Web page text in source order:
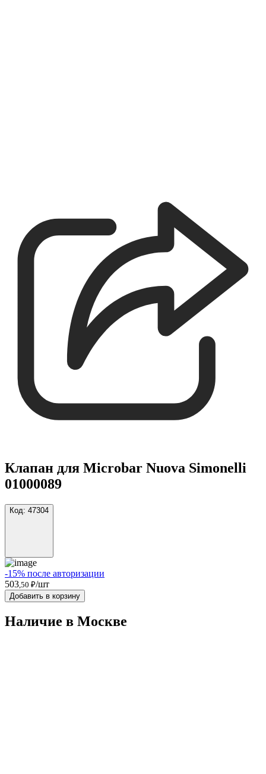
Клапан для Microbar Nuova Simonelli
01000089
Код: 47304
-15% после авторизации
503 ,50 ₽/шт
Добавить в корзину
Наличие в Москвe